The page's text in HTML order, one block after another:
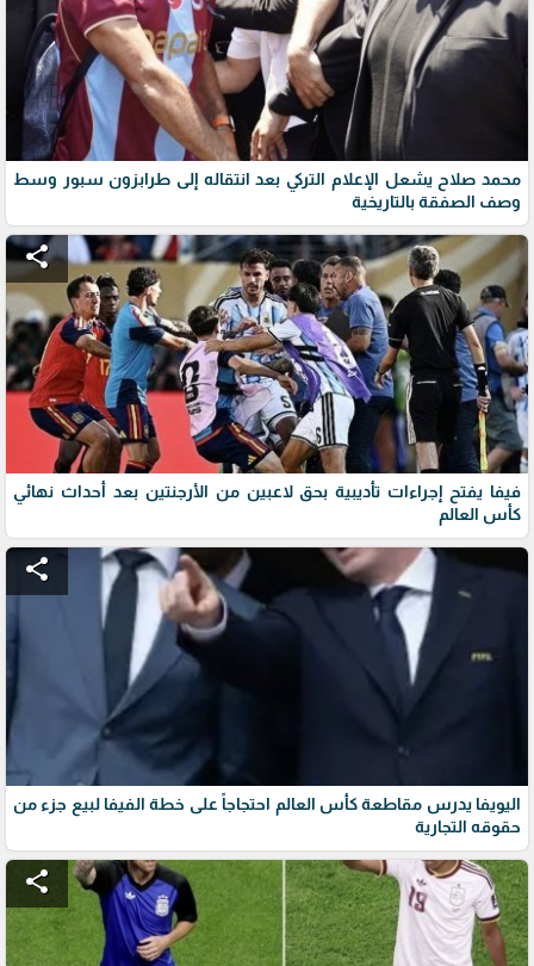
محمد صلاح يشعل الإعلام التركي بعد انتقاله إلى طرابزون سبور وسط
وصف الصفقة بالتاريخية
share
فيفا يفتح إجراءات تأديبية بحق لاعبين من الأرجنتين بعد أحداث نهائي
كأس العالم
share
اليويفا يدرس مقاطعة كأس العالم احتجاجاً على خطة الفيفا لبيع جزء من
حقوقه التجارية
share